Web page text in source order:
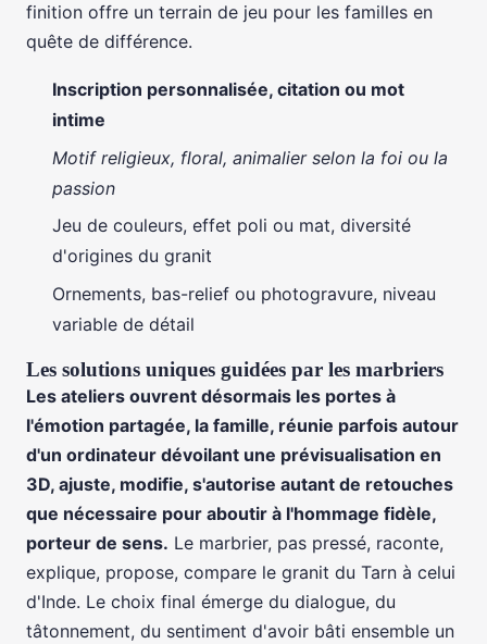
finition offre un terrain de jeu pour les familles en
quête de différence.
Inscription personnalisée, citation ou mot
intime
Motif religieux, floral, animalier selon la foi ou la
passion
Jeu de couleurs, effet poli ou mat, diversité
d'origines du granit
Ornements, bas-relief ou photogravure, niveau
variable de détail
Les solutions uniques guidées par les marbriers
Les ateliers ouvrent désormais les portes à
l'émotion partagée, la famille, réunie parfois autour
d'un ordinateur dévoilant une prévisualisation en
3D, ajuste, modifie, s'autorise autant de retouches
que nécessaire pour aboutir à l'hommage fidèle,
porteur de sens. Le marbrier, pas pressé, raconte,
explique, propose, compare le granit du Tarn à celui
d'Inde. Le choix final émerge du dialogue, du
tâtonnement, du sentiment d'avoir bâti ensemble un